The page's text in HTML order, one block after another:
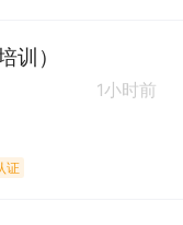
训）
1小时前
证